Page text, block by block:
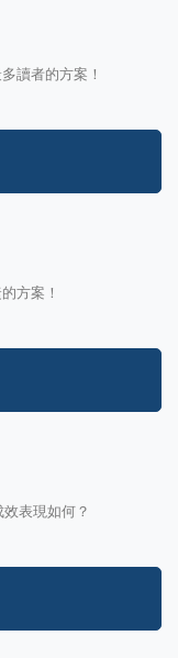
讀者的方案！
方案！
表現如何？